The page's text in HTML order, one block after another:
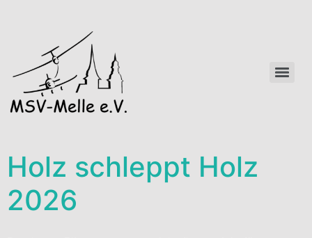
Holz schleppt Holz
2026